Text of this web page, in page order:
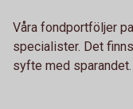
Våra fondportföljer
specialister. Det
syfte med sparandet.